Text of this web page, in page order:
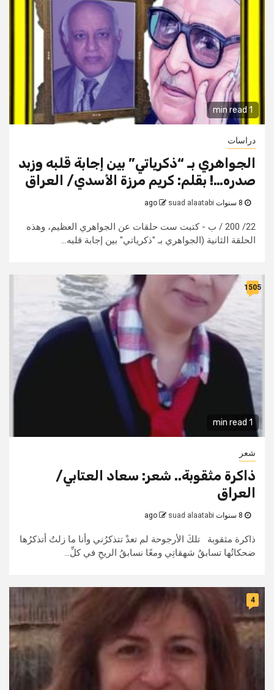
1 min read
دراسات
الجواهري بـ “ذكرياتي” بين إجابة قلبه وزبد
صدره…! بقلم: كريم مرزة الأسدي/ العراق
suad alaatabi
22/ 200 / ب - كتبت ست حلقات عن الجواهري العظيم، وهذه
الحلقة الثانية (الجواهري بـ "ذكرياتي" بين إجابة قلبه...
1 min read
1505
شعر
ذاكرة مثقوبة.. شعر: سعاد العتابي/
العراق
suad alaatabi
ذاكرة مثقوبة تلكَ الأرجوحة لم تعدْ تتذكرُني وأنا ما زلتُ أتذكرُها
ضحكاتُها تسابقُ شهقاتِي ومعًا نسابقُ الريحِ في كلِّ...
4